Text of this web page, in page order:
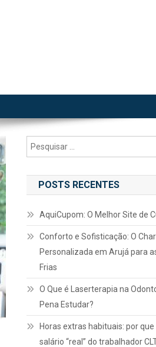
POSTS RECENTES
AquiCupom: O Melhor Site de
Conforto e Sofisticação: O
Personalizada em Arujá para
Frias
O Que é Laserterapia na
Pena Estudar?
Horas extras habituais: por
salário “real” do trabalhador